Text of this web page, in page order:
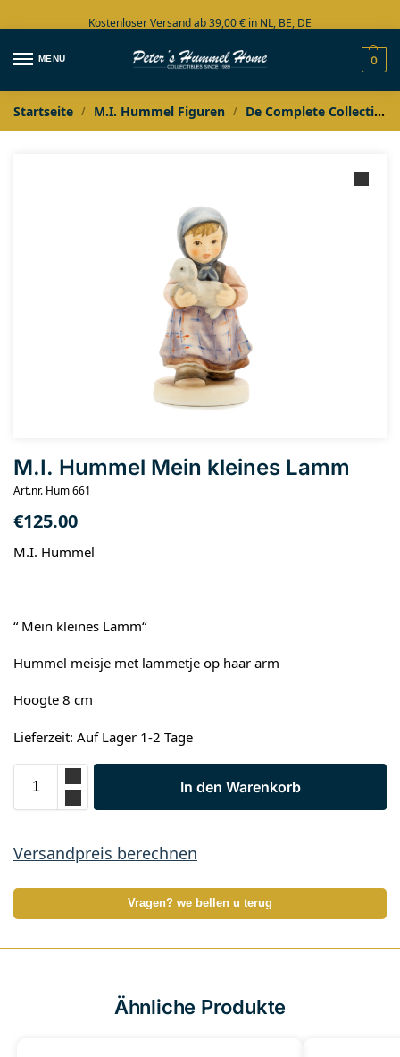
Kostenloser Versand ab 39,00 € in NL, BE, DE
Große Auswahl auf Lager
MENU 0
Startseite / M.I. Hummel Figuren / De Complete Collectie
M.I. Hummel Mein kleines Lamm
Art.nr. Hum 661
€125.00
M.I. Hummel
“ Mein kleines Lamm“
Hummel meisje met lammetje op haar arm
Hoogte 8 cm
Lieferzeit: Auf Lager 1-2 Tage
In den Warenkorb
Versandpreis berechnen
Vragen? we bellen u terug
Ähnliche Produkte